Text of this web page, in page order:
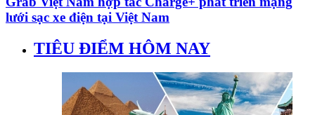
lưới sạc xe điện tại Việt Nam
TIÊU ĐIỂM HÔM NAY